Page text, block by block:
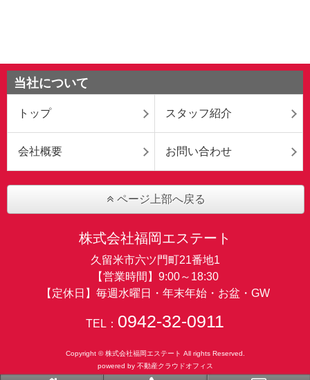
当社について
トップ スタッフ紹介
会社概要 お問い合わせ
ページ上部へ戻る
株式会社福岡エステート
久留米市六ツ門町21番地1
【営業時間】9:00～18:30
【定休日】毎週水曜日・年末年始・お盆・GW
TEL： 0942-32-0911
Copyright © 株式会社福岡エステート All rights Reserved.
powered by 不動産クラウドオフィス